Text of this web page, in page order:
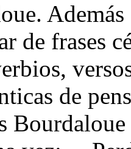
de frases
de